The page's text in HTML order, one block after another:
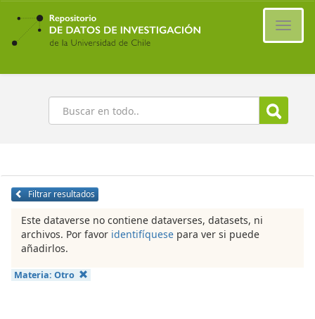
Ir
contenido
principal
Buscar
Filtrar resultados
Este dataverse no contiene dataverses, datasets, ni
archivos. Por favor identifíquese para ver si puede
añadirlos.
Materia: Otro